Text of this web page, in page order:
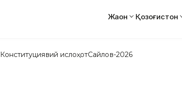
Жаҳон Қозоғистон
Конституциявий ислоҳотСайлов-2026